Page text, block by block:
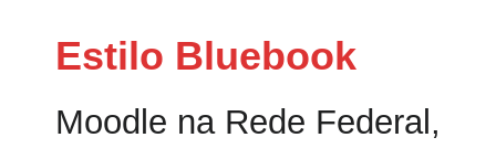
Estilo Bluebook
Moodle na Rede Federal,